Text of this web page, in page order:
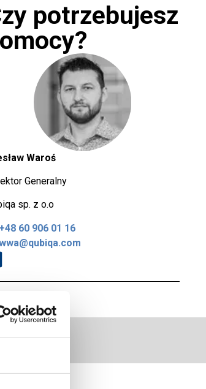
potrzebujesz
Waroś
Generalny
sp. z o.o
+48 60 906 01 16